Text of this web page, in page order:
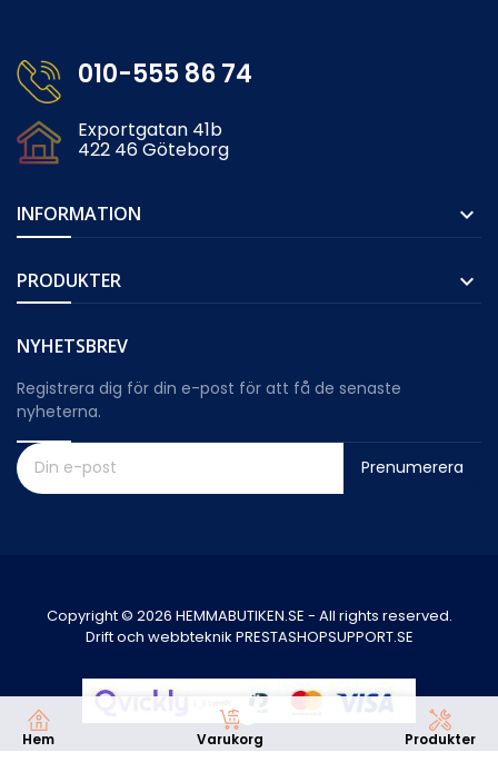
Hem Varukorg Produkter
010-555 86 74
Exportgatan 41b
422 46 Göteborg
INFORMATION 
PRODUKTER 
NYHETSBREV
Registrera dig för din e-post för att få de senaste
nyheterna.
Prenumerera
Copyright © 2026 HEMMABUTIKEN.SE - All rights reserved.
Drift och webbteknik PRESTASHOPSUPPORT.SE